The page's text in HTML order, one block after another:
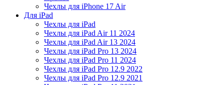
Чехлы для iPhone 17 Air
Для iPad
Чехлы для iPad
Чехлы для iPad Air 11 2024
Чехлы для iPad Air 13 2024
Чехлы для iPad Pro 13 2024
Чехлы для iPad Pro 11 2024
Чехлы для iPad Pro 12.9 2022
Чехлы для iPad Pro 12.9 2021